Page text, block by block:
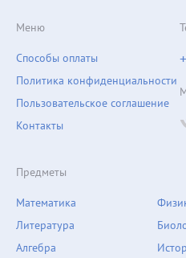
Предметы
Математика
Литература
Алгебра
Меню
Способы оплаты
Политика конфиденциальности
Пользовательское соглашение
Контакты